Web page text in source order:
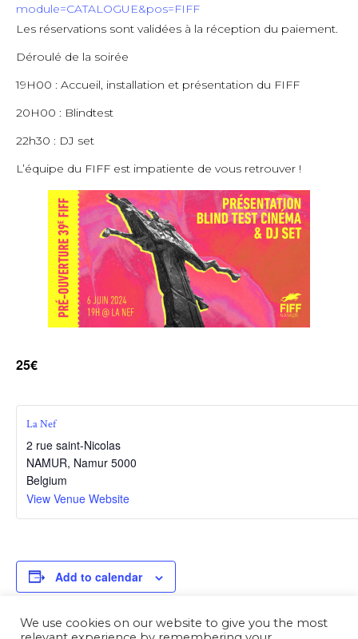
module=CATALOGUE&pos=FIFF
Les réservations sont validées à la réception du paiement.
Déroulé de la soirée
19H00 : Accueil, installation et présentation du FIFF
20H00 : Blindtest
22h30 : DJ set
L’équipe du FIFF est impatiente de vous retrouver !
25€
La Nef
2 rue saint-Nicolas
NAMUR, Namur 5000
Belgium
View Venue Website
Add to calendar
We use cookies on our website to give you the most